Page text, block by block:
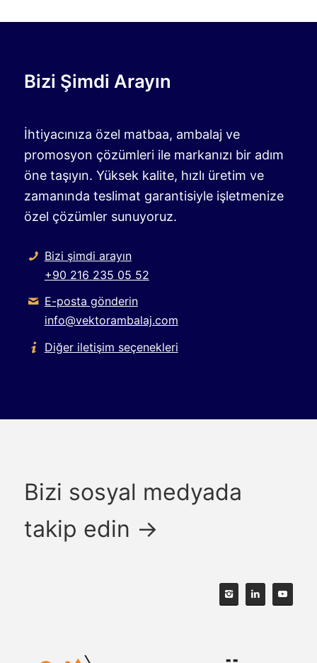
Bizi Şimdi Arayın
İhtiyacınıza özel matbaa, ambalaj ve
promosyon çözümleri ile markanızı bir adım
öne taşıyın. Yüksek kalite, hızlı üretim ve
zamanında teslimat garantisiyle işletmenize
özel çözümler sunuyoruz.
Bizi şimdi arayın
+90 216 235 05 52
E-posta gönderin
info@vektorambalaj.com
Diğer iletişim seçenekleri
Bizi sosyal medyada
takip edin →